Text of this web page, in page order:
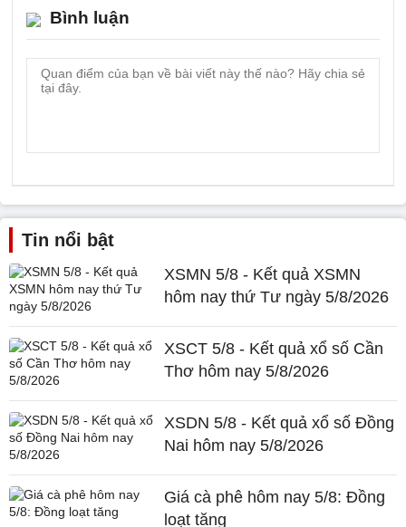
Bình luận
Tin nổi bật
XSMN 5/8 - Kết quả XSMN
hôm nay thứ Tư ngày 5/8/2026
XSCT 5/8 - Kết quả xổ số Cần
Thơ hôm nay 5/8/2026
XSDN 5/8 - Kết quả xổ số Đồng
Nai hôm nay 5/8/2026
Giá cà phê hôm nay 5/8: Đồng
loạt tăng